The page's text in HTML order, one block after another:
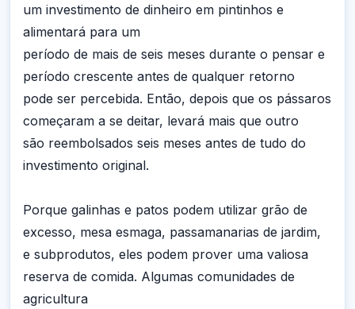
um investimento de dinheiro em pintinhos e
alimentará para um
período de mais de seis meses durante o pensar e
período crescente antes de qualquer retorno
pode ser percebida. Então, depois que os pássaros
começaram a se deitar, levará mais que outro
são reembolsados seis meses antes de tudo do
investimento original.
Porque galinhas e patos podem utilizar grão de
excesso, mesa esmaga, passamanarias de jardim,
e subprodutos, eles podem prover uma valiosa
reserva de comida. Algumas comunidades de
agricultura